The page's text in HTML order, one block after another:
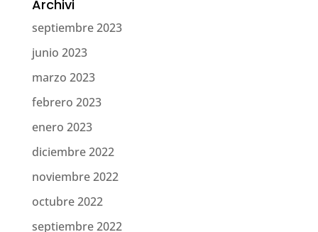
Archivi
septiembre 2023
junio 2023
marzo 2023
febrero 2023
enero 2023
diciembre 2022
noviembre 2022
octubre 2022
septiembre 2022